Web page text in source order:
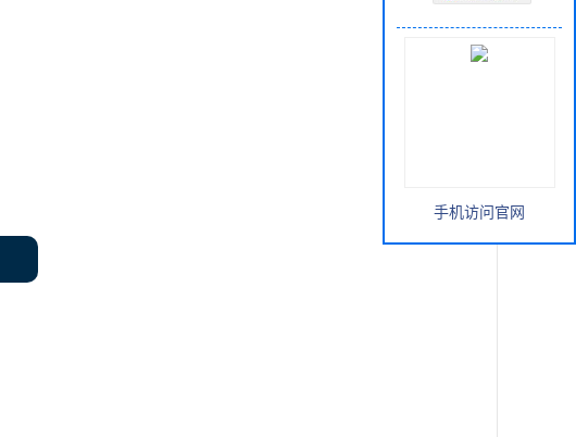
手机访问官网